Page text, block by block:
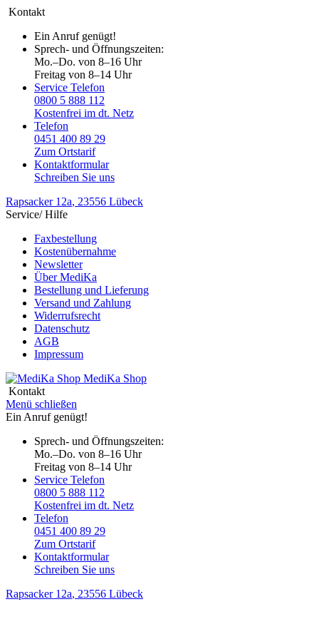
Kontakt
Ein Anruf genügt!
Sprech- und Öffnungszeiten:
Mo.–Do. von 8–16 Uhr
Freitag von 8–14 Uhr
Service Telefon
0800 5 888 112
Kostenfrei im dt. Netz
Telefon
0451 400 89 29
Zum Ortstarif
Kontaktformular
Schreiben Sie uns
Rapsacker 12a, 23556 Lübeck
Service/ Hilfe
Faxbestellung
Kostenübernahme
Newsletter
Über MediKa
Bestellung und Lieferung
Versand und Zahlung
Widerrufsrecht
Datenschutz
AGB
Impressum
MediKa Shop
Kontakt
Menü schließen
Ein Anruf genügt!
Sprech- und Öffnungszeiten:
Mo.–Do. von 8–16 Uhr
Freitag von 8–14 Uhr
Service Telefon
0800 5 888 112
Kostenfrei im dt. Netz
Telefon
0451 400 89 29
Zum Ortstarif
Kontaktformular
Schreiben Sie uns
Rapsacker 12a, 23556 Lübeck